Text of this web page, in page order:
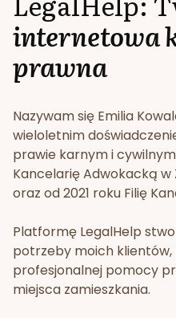
internetowa
prawna
Nazywam się Emilia
wieloletnim
prawie karnym i
Kancelarię Adwokacką
oraz od 2021 roku Filię
Platformę LegalHelp
potrzeby moich klientów,
profesjonalnej pomocy
miejsca zamieszkania.